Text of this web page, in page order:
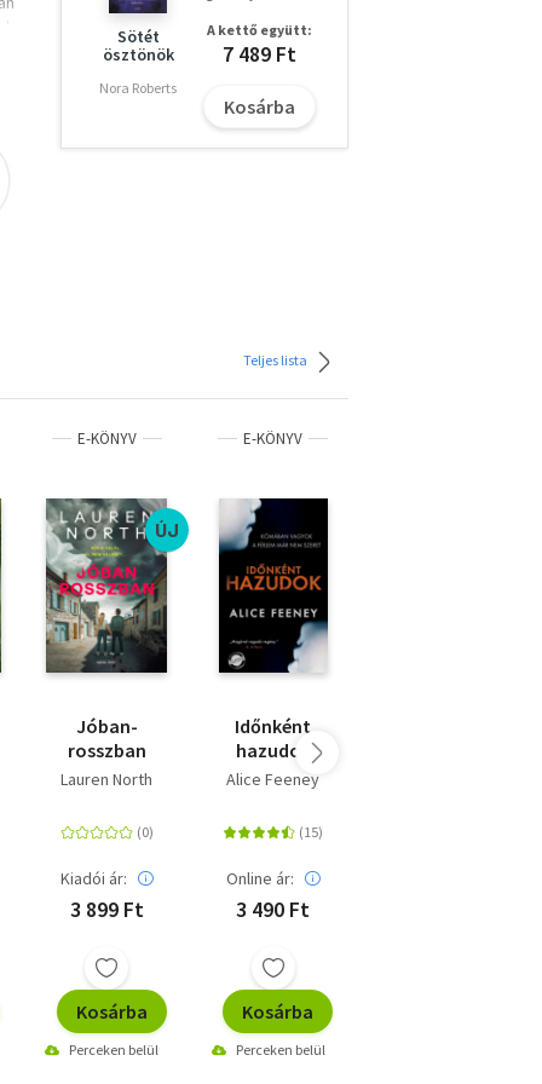
A
Sötét
ösztönök
Nora Roberts
A kettő együtt:
7 489 Ft
Kosárba
Teljes lista
E-KÖNYV
ÚJ
Jóban-
rosszban
Lauren North
Kiadói ár:
3 899 Ft
Kosárba
Perceken belül
E-KÖNYV
Időnként
hazudok
Alice Feeney
Online ár:
3 490 Ft
Kosárba
Perceken belül